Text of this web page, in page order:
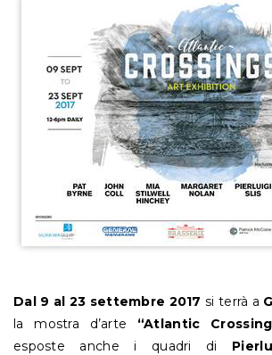
Dal 9 al 23 settembre 2017 si terrà a
la mostra d’arte “Atlantic
esposte anche i quadri di